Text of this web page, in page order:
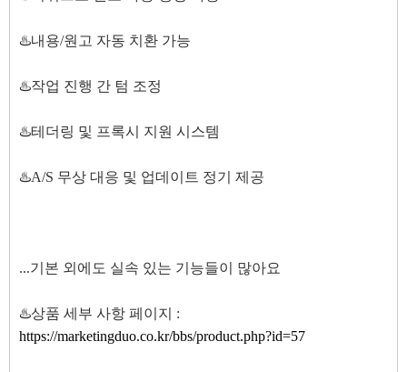
♨️내용/원고 자동 치환 가능
♨️작업 진행 간 텀 조정
♨️테더링 및 프록시 지원 시스템
♨️A/S 무상 대응 및 업데이트 정기 제공
...기본 외에도 실속 있는 기능들이 많아요
♨️상품 세부 사항 페이지 :
https://marketingduo.co.kr/bbs/product.php?id=57